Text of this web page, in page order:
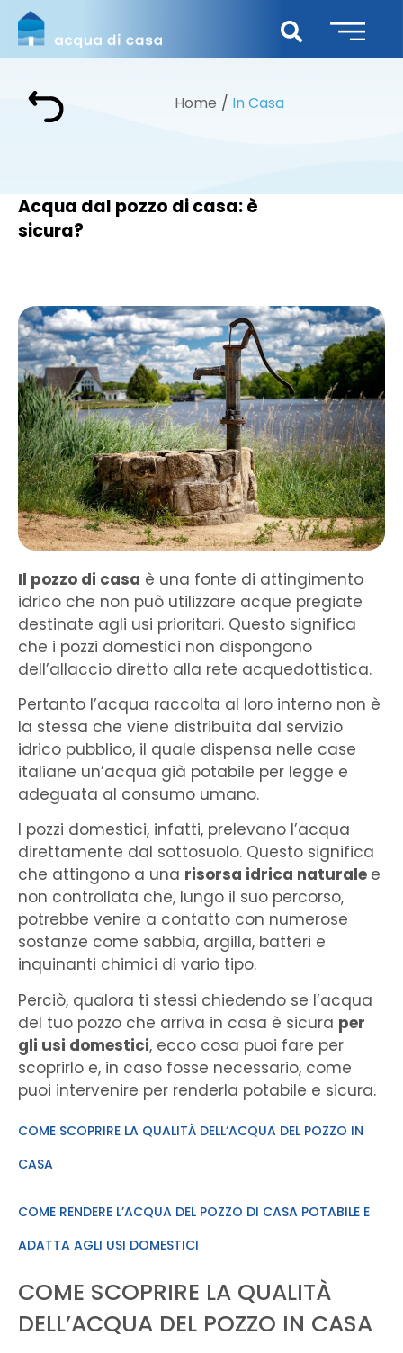
Home In Casa
Acqua dal pozzo di casa: è
sicura?
Il pozzo di casa è una fonte di attingimento
idrico che non può utilizzare acque pregiate
destinate agli usi prioritari. Questo significa
che i pozzi domestici non dispongono
dell’allaccio diretto alla rete acquedottistica.
Pertanto l’acqua raccolta al loro interno non è
la stessa che viene distribuita dal servizio
idrico pubblico, il quale dispensa nelle case
italiane un’acqua già potabile per legge e
adeguata al consumo umano.
I pozzi domestici, infatti, prelevano l’acqua
direttamente dal sottosuolo. Questo significa
che attingono a una risorsa idrica naturale e
non controllata che, lungo il suo percorso,
potrebbe venire a contatto con numerose
sostanze come sabbia, argilla, batteri e
inquinanti chimici di vario tipo.
Perciò, qualora ti stessi chiedendo se l’acqua
del tuo pozzo che arriva in casa è sicura per
gli usi domestici, ecco cosa puoi fare per
scoprirlo e, in caso fosse necessario, come
puoi intervenire per renderla potabile e sicura.
COME SCOPRIRE LA QUALITÀ DELL’ACQUA DEL POZZO IN
CASA
COME RENDERE L’ACQUA DEL POZZO DI CASA POTABILE E
ADATTA AGLI USI DOMESTICI
COME SCOPRIRE LA QUALITÀ
DELL’ACQUA DEL POZZO IN CASA